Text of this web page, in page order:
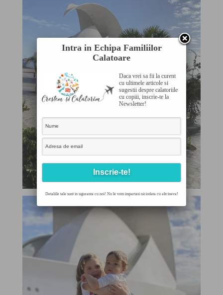
Intra in Echipa Familiilor
Calatoare
Daca vrei sa fii la curent
cu ultimele articole si
sugestii despre calatoriile
cu copiii, inscrie-te la
Newsletter!
Detaliile tale sunt in siguranta cu noi! Nu le vom impartasi niciodata cu altcineva!